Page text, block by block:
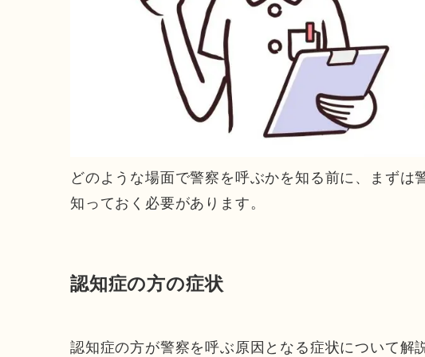
どのような場面で警察を呼ぶかを知る前に、まず
知っておく必要があります。
認知症の方の症状
認知症の方が警察を呼ぶ原因となる症状について解